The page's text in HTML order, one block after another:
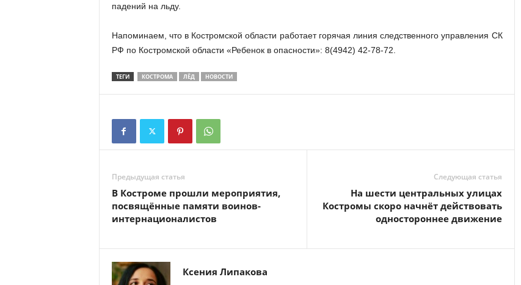
падений на льду.
Напоминаем, что в Костромской области работает горячая линия следственного управления СК
РФ по Костромской области «Ребенок в опасности»: 8(4942) 42-78-72.
ТЕГИ КОСТРОМА ЛЁД НОВОСТИ
Предыдущая статья
В Костроме прошли мероприятия,
посвящённые памяти воинов-
интернационалистов
Следующая статья
На шести центральных улицах
Костромы скоро начнёт действовать
одностороннее движение
Ксения Липакова